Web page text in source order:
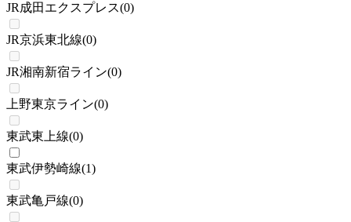
JR成田エクスプレス(0)
JR京浜東北線(0)
JR湘南新宿ライン(0)
上野東京ライン(0)
東武東上線(0)
東武伊勢崎線(1)
東武亀戸線(0)